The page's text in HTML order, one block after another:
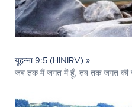
यूहन्ना 9:5 (HINIRV) »
जब तक मैं जगत में हूँ, तब तक जगत की